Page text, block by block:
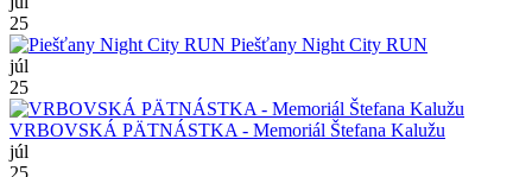
25
Piešťany Night City RUN
júl
25
VRBOVSKÁ PÄTNÁSTKA - Memoriál Štefana Kalužu
júl